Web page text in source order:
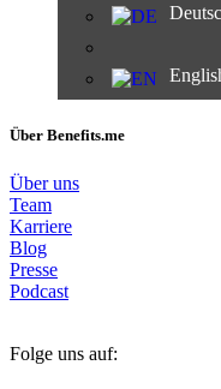
Über Benefits.me
Über uns
Team
Karriere
Blog
Presse
Podcast
Folge uns auf: